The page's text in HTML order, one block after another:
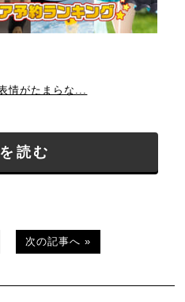
情がたまらな...
読む
次の記事へ »